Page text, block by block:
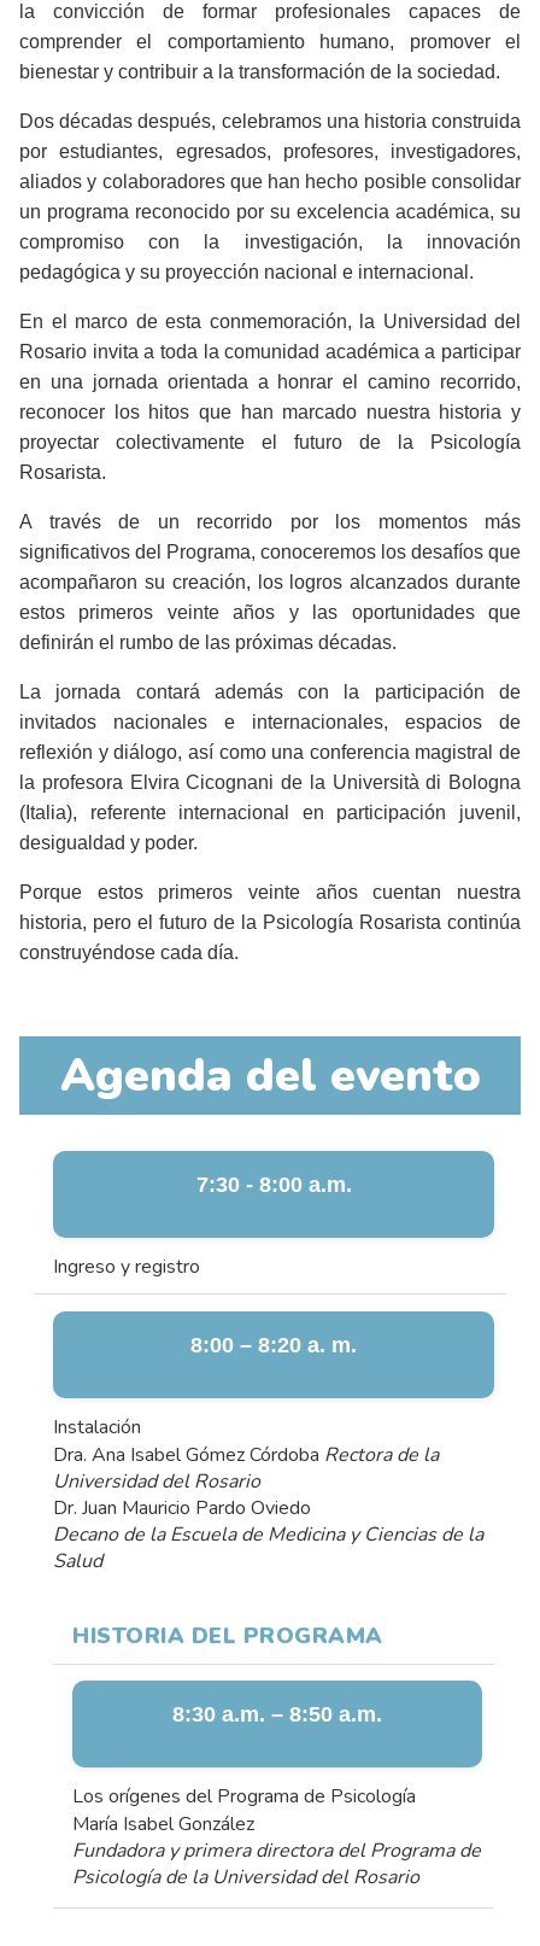
la convicción de formar profesionales capaces de
comprender el comportamiento humano, promover el
bienestar y contribuir a la transformación de la sociedad.
Dos décadas después, celebramos una historia construida
por estudiantes, egresados, profesores, investigadores,
aliados y colaboradores que han hecho posible consolidar
un programa reconocido por su excelencia académica, su
compromiso con la investigación, la innovación
pedagógica y su proyección nacional e internacional.
En el marco de esta conmemoración, la Universidad del
Rosario invita a toda la comunidad académica a participar
en una jornada orientada a honrar el camino recorrido,
reconocer los hitos que han marcado nuestra historia y
proyectar colectivamente el futuro de la Psicología
Rosarista.
A través de un recorrido por los momentos más
significativos del Programa, conoceremos los desafíos que
acompañaron su creación, los logros alcanzados durante
estos primeros veinte años y las oportunidades que
definirán el rumbo de las próximas décadas.
La jornada contará además con la participación de
invitados nacionales e internacionales, espacios de
reflexión y diálogo, así como una conferencia magistral de
la profesora Elvira Cicognani de la Università di Bologna
(Italia), referente internacional en participación juvenil,
desigualdad y poder.
Porque estos primeros veinte años cuentan nuestra
historia, pero el futuro de la Psicología Rosarista continúa
construyéndose cada día.
Agenda del evento
7:30 - 8:00 a.m.
Ingreso y registro
8:00 – 8:20 a. m.
Instalación
Dra. Ana Isabel Gómez Córdoba Rectora de la
Universidad del Rosario
Dr. Juan Mauricio Pardo Oviedo
Decano de la Escuela de Medicina y Ciencias de la
Salud
HISTORIA DEL PROGRAMA
8:30 a.m. – 8:50 a.m.
Los orígenes del Programa de Psicología
María Isabel González
Fundadora y primera directora del Programa de
Psicología de la Universidad del Rosario